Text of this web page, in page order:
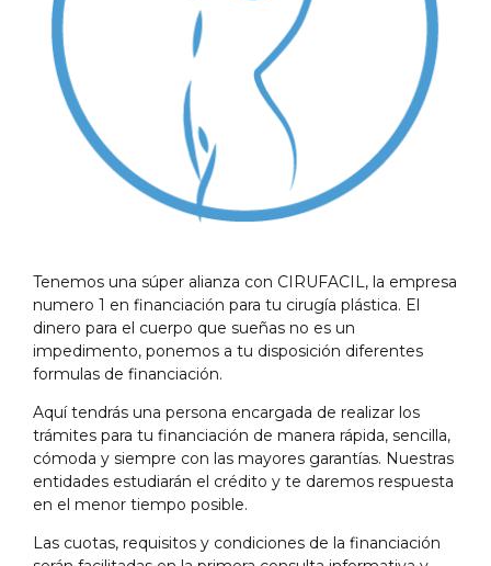
Tenemos una súper alianza con CIRUFACIL, la empresa
numero 1 en financiación para tu cirugía plástica. El
dinero para el cuerpo que sueñas no es un
impedimento, ponemos a tu disposición diferentes
formulas de financiación.
Aquí tendrás una persona encargada de realizar los
trámites para tu financiación de manera rápida, sencilla,
cómoda y siempre con las mayores garantías. Nuestras
entidades estudiarán el crédito y te daremos respuesta
en el menor tiempo posible.
Las cuotas, requisitos y condiciones de la financiación